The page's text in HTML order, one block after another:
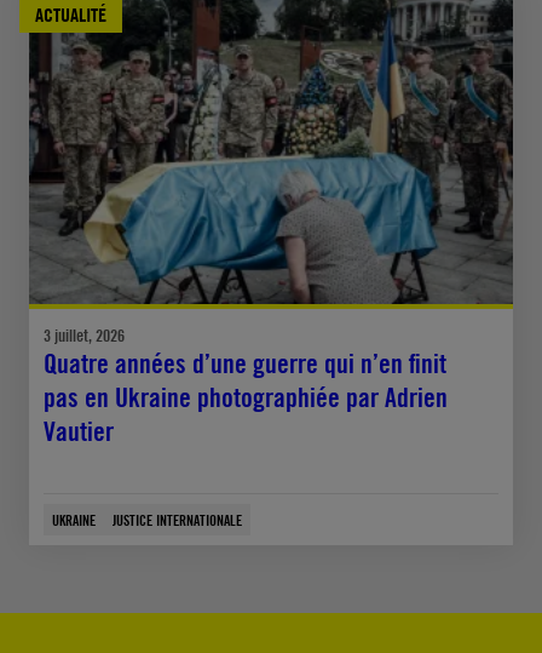
ACTUALITÉ
3 juillet, 2026
Quatre années d’une guerre qui n’en finit
pas en Ukraine photographiée par Adrien
Vautier
UKRAINE JUSTICE INTERNATIONALE